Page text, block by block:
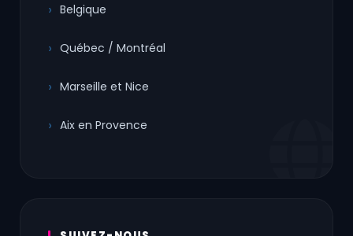
Belgique
Québec / Montréal
Marseille et Nice
Aix en Provence